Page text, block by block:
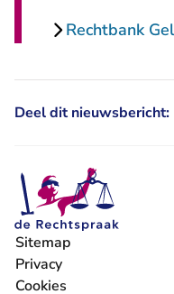
Rechtbank
Deel dit nieuwsbericht:
Sitemap
Privacy
Cookies